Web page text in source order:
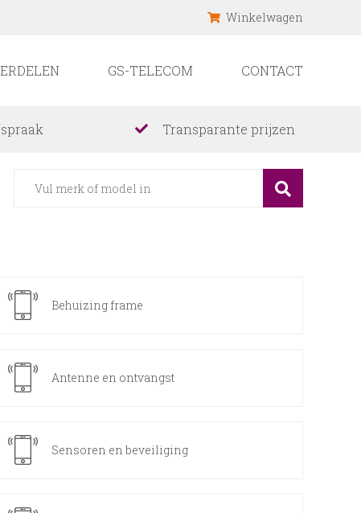
Winkelwagen
GS-TELECOM CONTACT
Transparante prijzen
Behuizing frame
Antenne en ontvangst
Sensoren en beveiliging